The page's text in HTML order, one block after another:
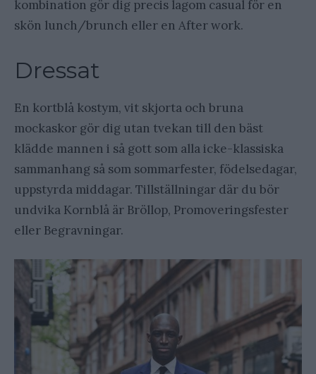
kombination gör dig precis lagom casual för en
skön lunch/brunch eller en After work.
Dressat
En kortblå kostym, vit skjorta och bruna
mockaskor gör dig utan tvekan till den bäst
klädde mannen i så gott som alla icke-klassiska
sammanhang så som sommarfester, födelsedagar,
uppstyrda middagar. Tillställningar där du bör
undvika Kornblå är Bröllop, Promoveringsfester
eller Begravningar.